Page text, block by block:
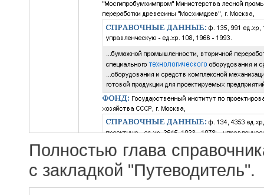
Полностью глава
с закладкой "Путеводитель".